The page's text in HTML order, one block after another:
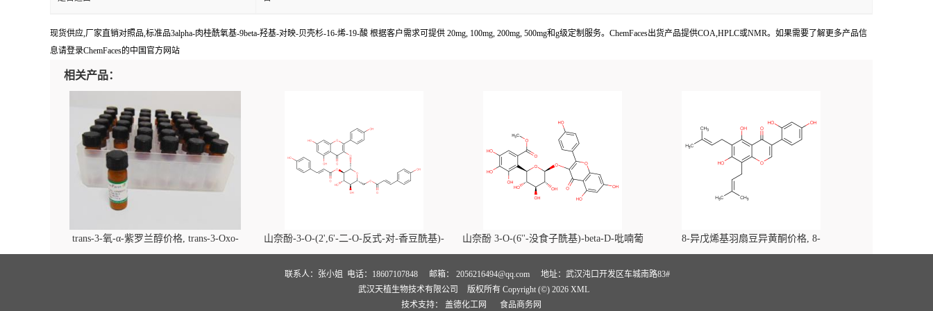
现货供应,厂家直销对照品,标准品3alpha-肉桂酰氧基-9beta-羟基-对映-贝壳杉-16-烯-19-酸 根据客户需求可提供 20mg, 100mg, 200mg, 500mg和g级定制服务。ChemFaces出货产品提供COA,HPLC或NMR。如果需要了解更多产品信
息请登录ChemFaces的中国官方网站
相关产品：
trans-3-氧-α-紫罗兰醇价格, trans-3-Oxo-
alpha-ionol对照品, CAS号:896107-70-3
山奈酚-3-O-(2',6'-二-O-反式-对-香豆酰基)-
beta-D-吡喃葡萄糖苷价格, Kaempferol-3-O-
(2',6'-di-O-trans-p-coumaroyl)-beta-D-
glucopyranoside对照品, CAS号:121651-61-4
山奈酚 3-O-(6''-没食子酰基)-beta-D-吡喃葡
萄糖苷价格, Kaempferol 3-O-(6''-galloyl)-
beta-D-glucopyranoside对照品, CAS
号:56317-05-6
8-异戊烯基羽扇豆异黄酮价格, 8-
Prenylluteone对照品, CAS号:125002-91-7
联系人：张小姐 电话：18607107848 邮箱： 2056216494@qq.com
地址：武汉沌口开发区车城南路83#
武汉天植生物技术有限公司
版权所有 Copyright (©) 2026 XML
技术支持： 盖德化工网 食品商务网